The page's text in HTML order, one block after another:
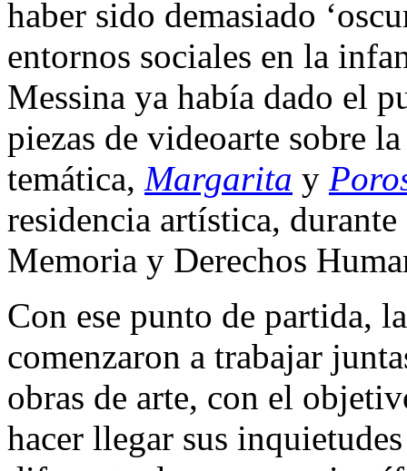
haber sido demasiado
entornos sociales en la
Messina ya había dado el
piezas de videoarte sobre la
temática, Margarita y
residencia artística,
Memoria y Derechos
Con ese punto de partida,
comenzaron a trabajar
obras de arte, con el
hacer llegar sus